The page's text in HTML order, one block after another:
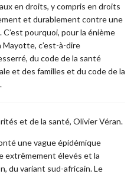
en droits, y compris en droits
et durablement contre une
pourquoi, pour la énième
Mayotte, c’est-à-dire
du code de la santé
et des familles et du code de la
et de la santé, Olivier Véran.
une vague épidémique
extrêmement élevés et la
du variant sud-africain. Le